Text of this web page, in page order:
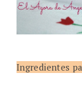
Ingredientes